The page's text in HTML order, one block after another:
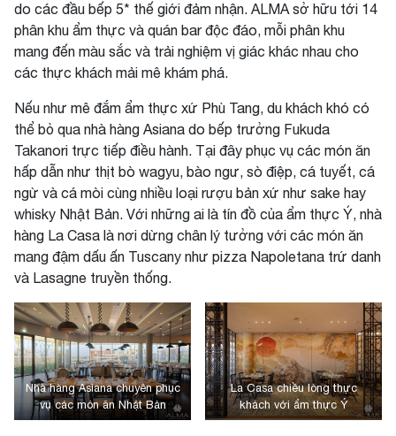
do các đầu bếp 5* thế giới đảm nhận. ALMA sở hữu tới 14
phân khu ẩm thực và quán bar độc đáo, mỗi phân khu
mang đến màu sắc và trải nghiệm vị giác khác nhau cho
các thực khách mải mê khám phá.
Nếu như mê đắm ẩm thực xứ Phù Tang, du khách khó có
thể bỏ qua nhà hàng Asiana do bếp trưởng Fukuda
Takanori trực tiếp điều hành. Tại đây phục vụ các món ăn
hấp dẫn như thịt bò wagyu, bào ngư, sò điệp, cá tuyết, cá
ngừ và cá mòi cùng nhiều loại rượu bản xứ như sake hay
whisky Nhật Bản. Với những ai là tín đồ của ẩm thực Ý, nhà
hàng La Casa là nơi dừng chân lý tưởng với các món ăn
mang đậm dấu ấn Tuscany như pizza Napoletana trứ danh
và Lasagne truyền thống.
Nhà hàng Asiana chuyên phục
vụ các món ăn Nhật Bản
La Casa chiều lòng thực
khách với ẩm thực Ý